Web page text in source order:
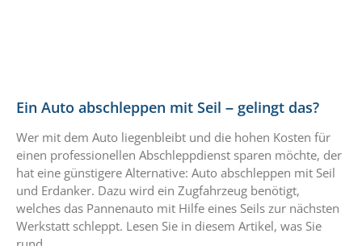
Ein Auto abschleppen mit Seil – gelingt das?
Wer mit dem Auto liegenbleibt und die hohen Kosten für
einen professionellen Abschleppdienst sparen möchte, der
hat eine günstigere Alternative: Auto abschleppen mit Seil
und Erdanker. Dazu wird ein Zugfahrzeug benötigt,
welches das Pannenauto mit Hilfe eines Seils zur nächsten
Werkstatt schleppt. Lesen Sie in diesem Artikel, was Sie